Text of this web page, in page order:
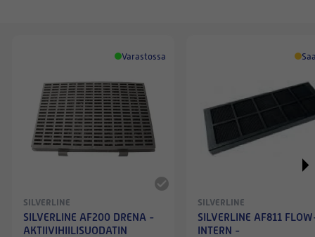
Varastossa
SILVERLINE
SILVERLINE AF200 DRENA -
AKTIIVIHIILISUODATIN
SILVERLINE
SILVERLINE AF811
INTERN -